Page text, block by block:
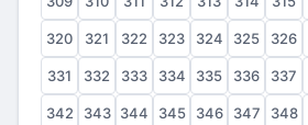
320 321 322 323 324 325 326
331 332 333 334 335 336 337
342 343 344 345 346 347 348